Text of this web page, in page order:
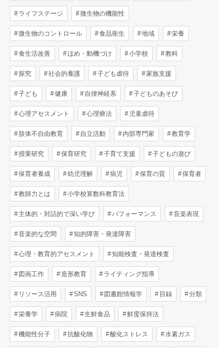
ライフステージ 微生物の機能性
微生物のコントロール 食品衛生 地域 栄養
食生活改善 ほめ・動機づけ 小学校 教科
探究 社会的養護 子ども虐待 家族支援
子ども 健康 自律神経系 子どものあそび
心理アセスメント 心理療法 児童虐待
肢体不自由教育 自立活動 内部専門家 教育学
授業研究 保育研究 子育て支援 子どもの遊び
保育者養成 幼児理解 病児 保育の質 保育者
教師力とは 小学校算数科教育法
主体的・対話的で深い学び パフォーマンス 音楽表現
音楽的な空間 知的障害・発達障害
心理・教育的アセスメント 知能検査・発達検査
図画工作 造形教育 ライティング指導
リソース活用 SNS 図書館情報学 目録 分類
栄養学 病院 生鮮食品 鮮度保持法
機能性分子 抗酸化物 酸化ストレス 水素ガス